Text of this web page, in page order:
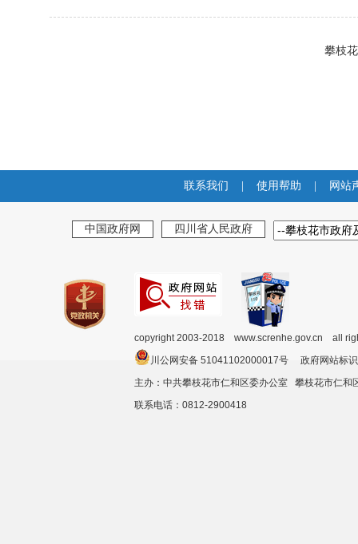
攀枝
联系我们 使用帮助 网站
中国政府网 四川省人民政府
copyright 2003-2018 www.screnhe.gov.cn all
川公网安备 51041102000017号 政府网站
主办：中共攀枝花市仁和区委办公室 攀枝花市仁
联系电话：0812-2900418